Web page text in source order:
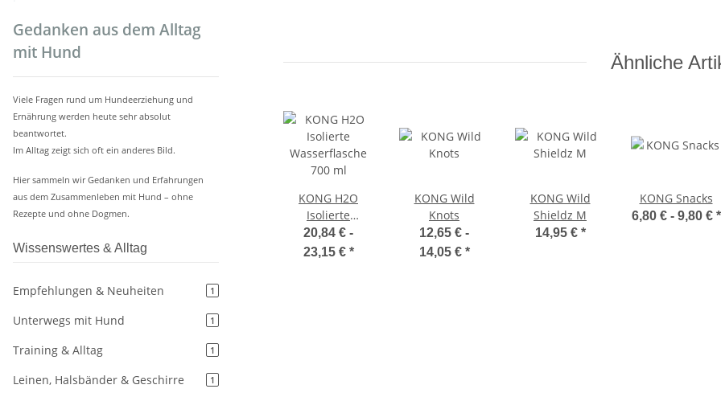
Ähnliche
KONG H2O
Isolierte
Wasserflasche
700 ml
20,84 € -
23,15 € *
KONG Wild
Knots
12,65 € -
14,05 € *
KONG Wild
Shieldz M
14,95 € *
KONG Snacks
6,80 € - 9,80 € *
Gedanken aus dem Alltag
mit Hund
Viele Fragen rund um Hundeerziehung und
Ernährung werden heute sehr absolut
beantwortet.
Im Alltag zeigt sich oft ein anderes Bild.
Hier sammeln wir Gedanken und Erfahrungen
aus dem Zusammenleben mit Hund – ohne
Rezepte und ohne Dogmen.
Wissenswertes & Alltag
Empfehlungen & Neuheiten 1
Unterwegs mit Hund 1
Training & Alltag 1
Leinen, Halsbänder & Geschirre 1